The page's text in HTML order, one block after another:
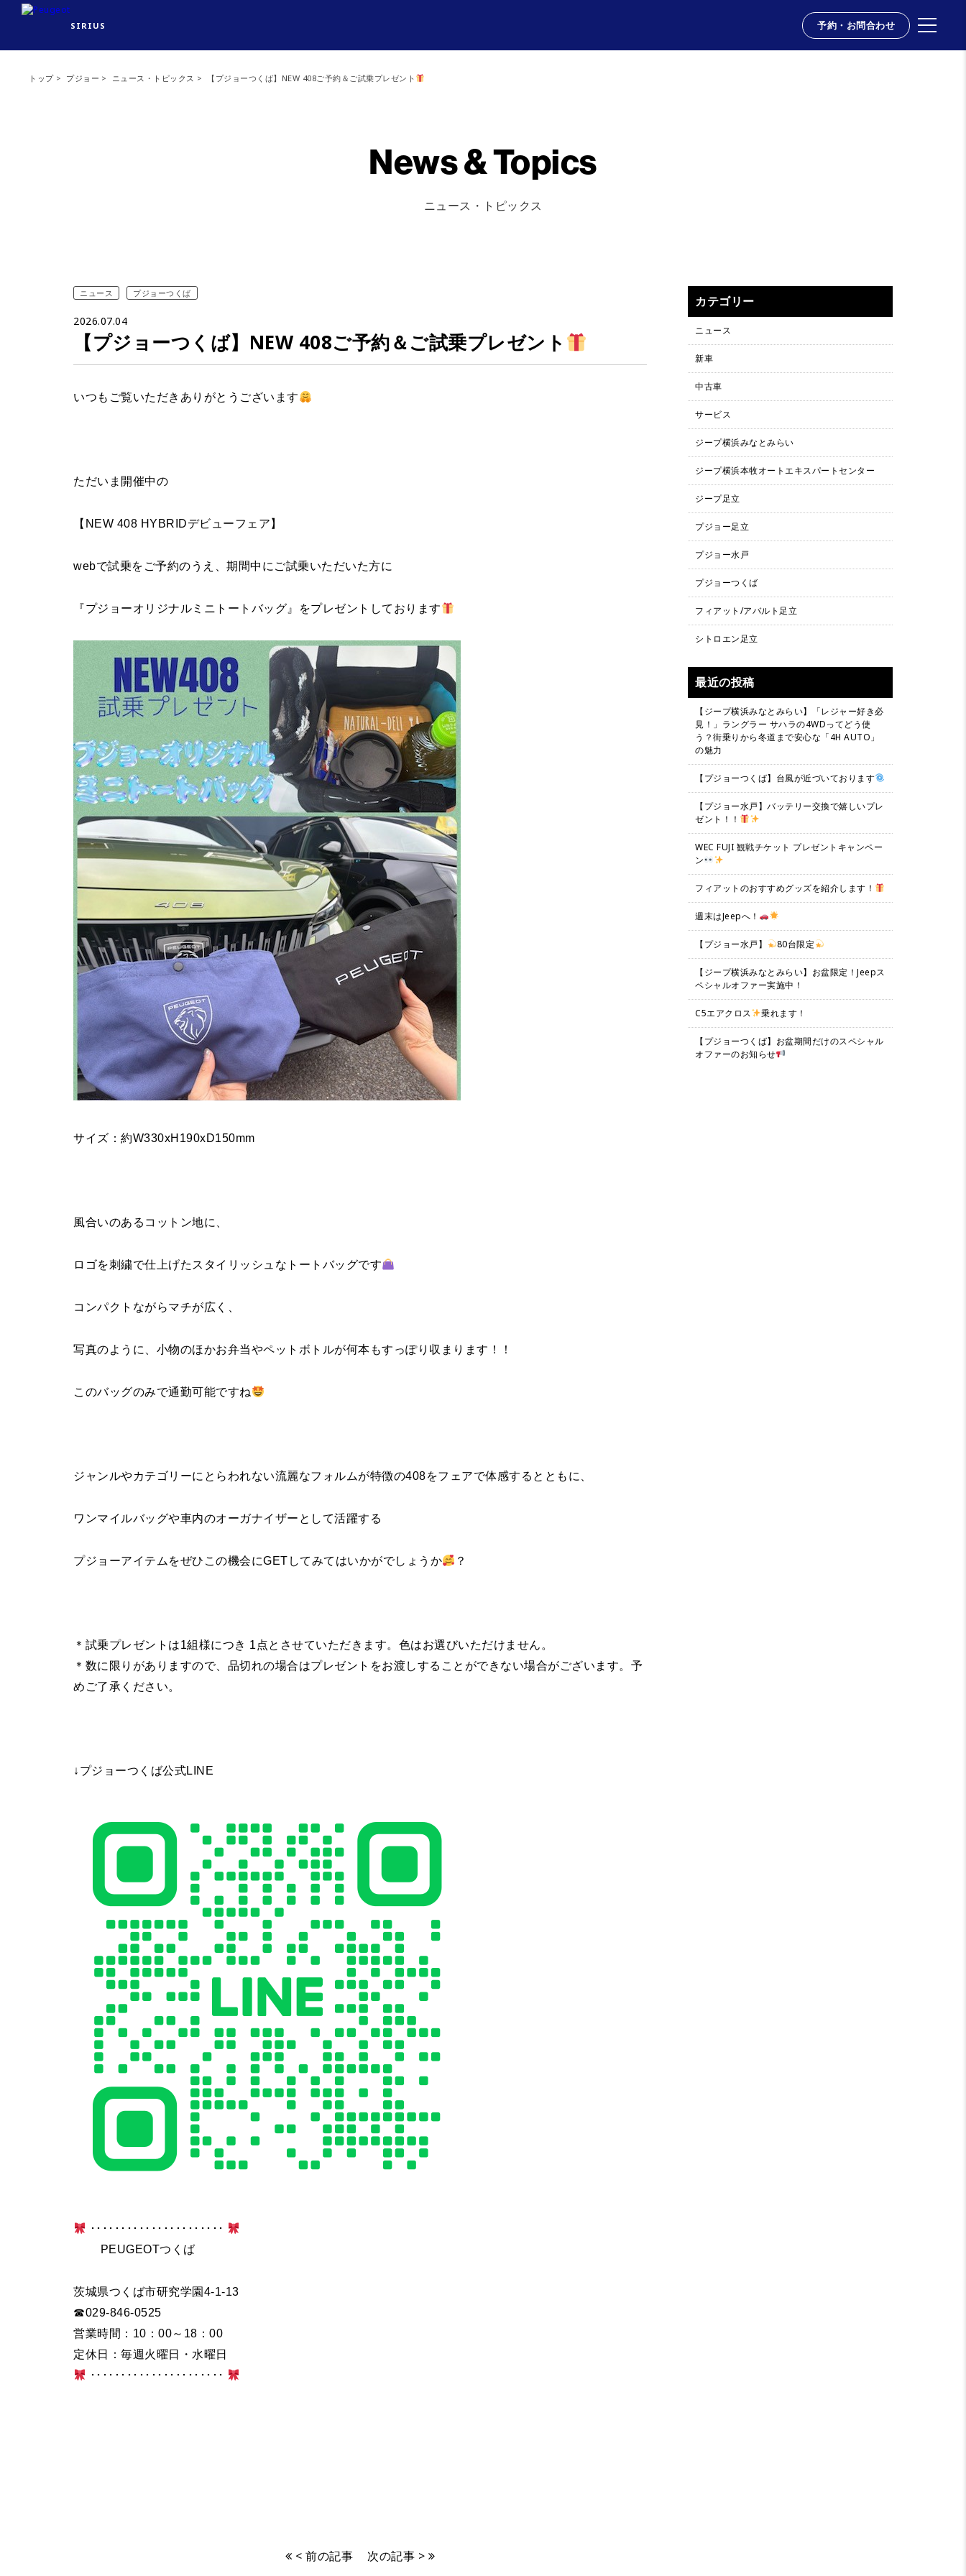
SIRIUS 予約・お問合わせ
トップ プジョー ニュース・トピックス 【プジョーつくば】NEW 408ご予約＆ご試乗プレゼント
News & Topics
ニュース・トピックス
ニュース プジョーつくば
2026.07.04
【プジョーつくば】NEW 408ご予約＆ご試乗プレゼント
いつもご覧いただきありがとうございます
ただいま開催中の
【NEW 408 HYBRIDデビューフェア】
webで試乗をご予約のうえ、期間中にご試乗いただいた方に
『プジョーオリジナルミニトートバッグ』をプレゼントしております
サイズ：約W330xH190xD150mm
風合いのあるコットン地に、
ロゴを刺繍で仕上げたスタイリッシュなトートバッグです
コンパクトながらマチが広く、
写真のように、小物のほかお弁当やペットボトルが何本もすっぽり収まります！！
このバッグのみで通勤可能ですね
ジャンルやカテゴリーにとらわれない流麗なフォルムが特徴の408をフェアで体感するとともに、
ワンマイルバッグや車内のオーガナイザーとして活躍する
プジョーアイテムをぜひこの機会にGETしてみてはいかがでしょうか ？
＊試乗プレゼントは1組様につき 1点とさせていただきます。色はお選びいただけません。
＊数に限りがありますので、品切れの場合はプレゼントをお渡しすることができない場合がございます。予
めご了承ください。
↓プジョーつくば公式LINE
･･････････････････････
PEUGEOTつくば
茨城県つくば市研究学園4-1-13
☎029-846-0525
営業時間：10：00～18：00
定休日：毎週火曜日・水曜日
･･････････････････････
< 前の記事 次の記事 >
カテゴリー
ニュース
新車
中古車
サービス
ジープ横浜みなとみらい
ジープ横浜本牧オートエキスパートセンター
ジープ足立
プジョー足立
プジョー水戸
プジョーつくば
フィアット/アバルト足立
シトロエン足立
最近の投稿
【ジープ横浜みなとみらい】「レジャー好き必
見！」ラングラー サハラの4WDってどう使
う？街乗りから冬道まで安心な「4H AUTO」
の魅力
【プジョーつくば】台風が近づいております
【プジョー水戸】バッテリー交換で嬉しいプレ
ゼント！！
WEC FUJI 観戦チケット プレゼントキャンペー
ン
フィアットのおすすめグッズを紹介します！
週末はJeepへ！
【プジョー水戸】 80台限定
【ジープ横浜みなとみらい】お盆限定！Jeepス
ペシャルオファー実施中！
C5エアクロス 乗れます！
【プジョーつくば】お盆期間だけのスペシャル
オファーのお知らせ